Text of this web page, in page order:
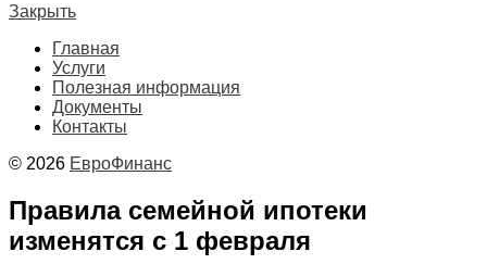
Закрыть
Главная
Услуги
Полезная информация
Документы
Контакты
© 2026 ЕвроФинанс
Правила семейной ипотеки
изменятся с 1 февраля